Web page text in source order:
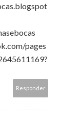
pages
Responder